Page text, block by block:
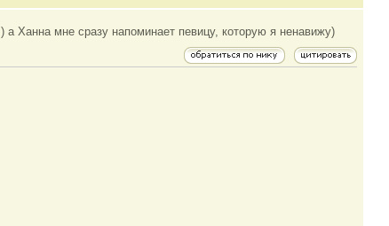
Ханна мне сразу напоминает певицу, которую я ненавижу)